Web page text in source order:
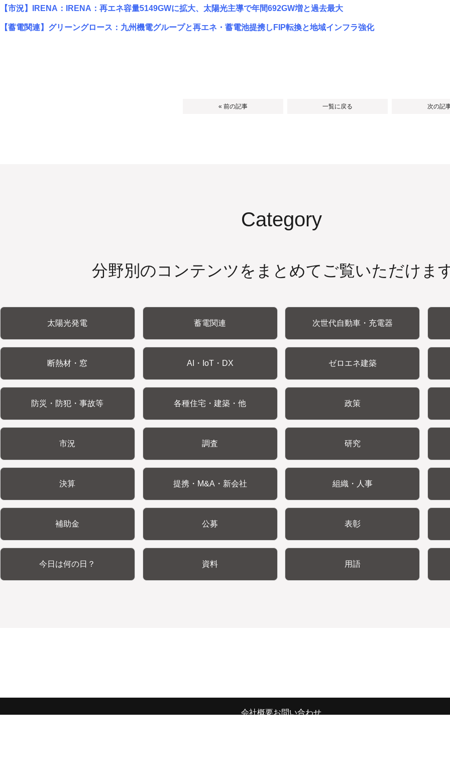
【市況】IRENA：IRENA：再エネ容量5149GWに拡大、太陽光主導で年間692GW増と過去最大
【蓄電関連】グリーングロース：九州機電グループと再エネ・蓄電池提携しFIP転換と地域インフラ強化
« 前の記事 一覧に戻る 次の記
Category
分野別のコンテンツをまとめてご覧いただけま
太陽光発電 蓄電関連 次世代自動車・充電器
断熱材・窓 AI・IoT・DX ゼロエネ建築
防災・防犯・事故等 各種住宅・建築・他 政策
市況 調査 研究
決算 提携・M&A・新会社 組織・人事
補助金 公募 表彰
今日は何の日？ 資料 用語
会社概要お問い合わせ